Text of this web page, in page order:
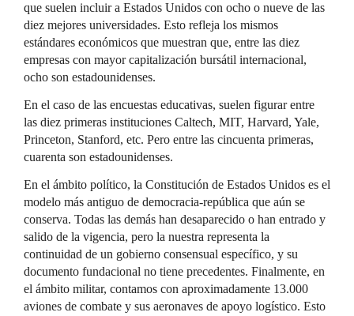
que suelen incluir a Estados Unidos con ocho o nueve de las
diez mejores universidades. Esto refleja los mismos
estándares económicos que muestran que, entre las diez
empresas con mayor capitalización bursátil internacional,
ocho son estadounidenses.
En el caso de las encuestas educativas, suelen figurar entre
las diez primeras instituciones Caltech, MIT, Harvard, Yale,
Princeton, Stanford, etc. Pero entre las cincuenta primeras,
cuarenta son estadounidenses.
En el ámbito político, la Constitución de Estados Unidos es el
modelo más antiguo de democracia-república que aún se
conserva. Todas las demás han desaparecido o han entrado y
salido de la vigencia, pero la nuestra representa la
continuidad de un gobierno consensual específico, y su
documento fundacional no tiene precedentes. Finalmente, en
el ámbito militar, contamos con aproximadamente 13.000
aviones de combate y sus aeronaves de apoyo logístico. Esto